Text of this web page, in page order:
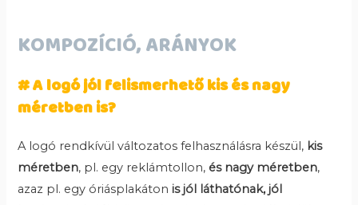
KOMPOZÍCIÓ, ARÁNYOK
# A logó jól felismerhető kis és nagy
méretben is?
A logó rendkívül változatos felhasználásra készül, kis
méretben, pl. egy reklámtollon, és nagy méretben,
azaz pl. egy óriásplakáton is jól láthatónak, jól